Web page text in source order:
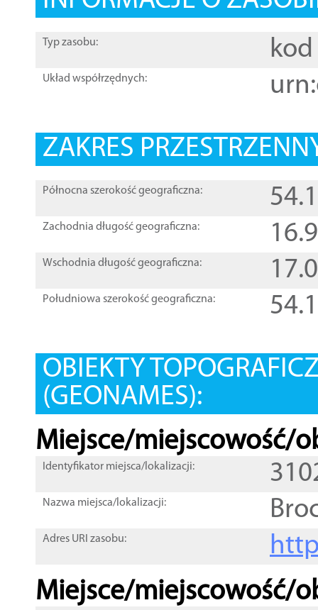
Typ zasobu: kod
Układ współrzędnych:
ZAKRES
Północna szerokość geograficzna:
Zachodnia długość geograficzna:
Wschodnia długość geograficzna:
Południowa szerokość geograficzna:
OBIEKTY
(GEONAMES):
Miejsce/miejscowość/
Identyfikator miejsca/lokalizacji:
Nazwa miejsca/lokalizacji:
Adres URI zasobu:
Miejsce/miejscowość/